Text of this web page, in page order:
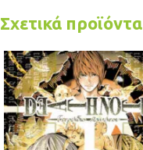
Σχετικά προϊόντα